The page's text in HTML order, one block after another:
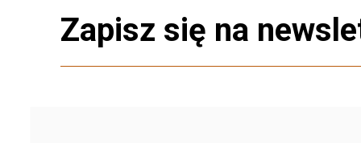
Zapisz się na